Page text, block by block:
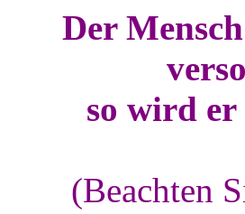
Der
so wird
(Beachten